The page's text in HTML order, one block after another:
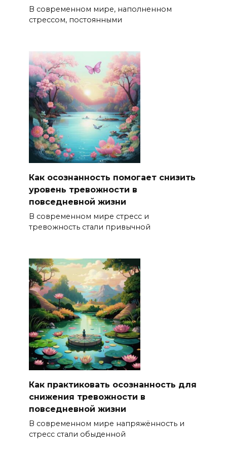
В современном мире, наполненном
стрессом, постоянными
Как осознанность помогает снизить
уровень тревожности в
повседневной жизни
В современном мире стресс и
тревожность стали привычной
Как практиковать осознанность для
снижения тревожности в
повседневной жизни
В современном мире напряжённость и
стресс стали обыденной